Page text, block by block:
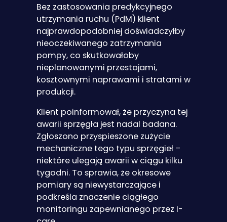
Bez zastosowania predykcyjnego
utrzymania ruchu (PdM) klient
najprawdopodobniej doświadczyłby
nieoczekiwanego zatrzymania
pompy, co skutkowałoby
nieplanowanymi przestojami,
kosztownymi naprawami i stratami w
produkcji.
Klient poinformował, że przyczyna tej
awarii sprzęgła jest nadal badana.
Zgłoszono przyspieszone zużycie
mechaniczne tego typu sprzęgieł –
niektóre ulegają awarii w ciągu kilku
tygodni. To sprawia, że okresowe
pomiary są niewystarczające i
podkreśla znaczenie ciągłego
monitoringu zapewnianego przez I-